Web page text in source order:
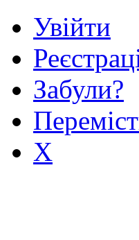
Увійти
Забули?
X